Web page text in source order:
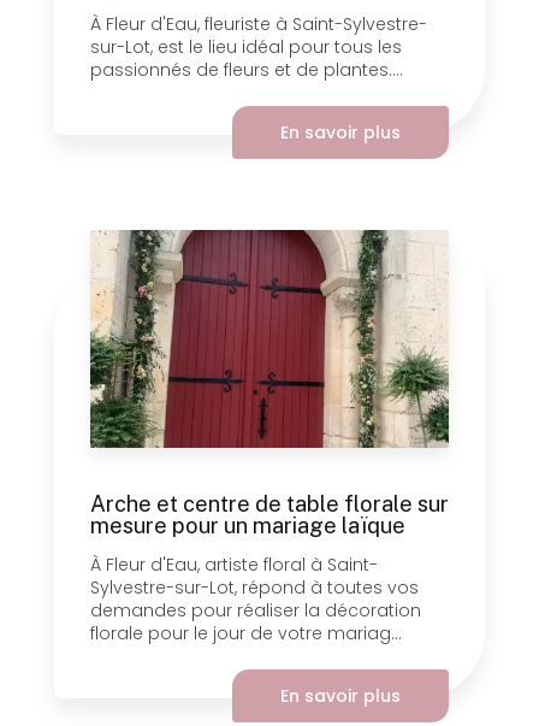
À Fleur d'Eau, fleuriste à Saint-Sylvestre-
sur-Lot, est le lieu idéal pour tous les
passionnés de fleurs et de plantes....
En savoir plus
Arche et centre de table florale sur
mesure pour un mariage laïque
À Fleur d'Eau, artiste floral à Saint-
Sylvestre-sur-Lot, répond à toutes vos
demandes pour réaliser la décoration
florale pour le jour de votre mariag...
En savoir plus